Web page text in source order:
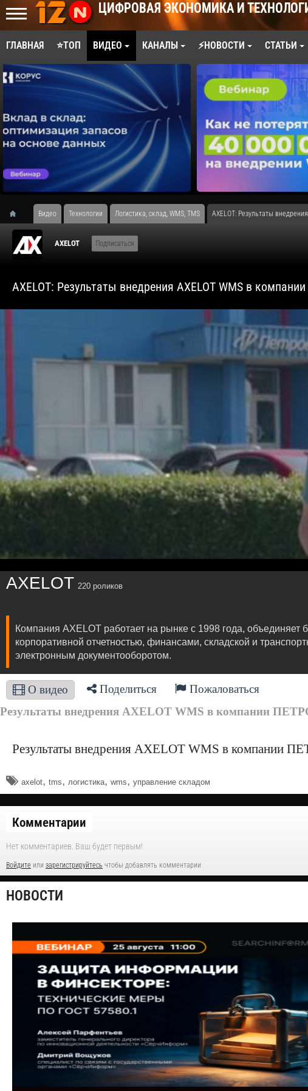
ЦИФРОВАЯ ЭКОНОМИКА И
ГЛАВНАЯ ⭐ТОП ВИДЕО КАНАЛЫ ⚡НОВОСТИ СТАТЬИ
Видео Технологии Логистика, склад, WMS, TMS AXELOT: Результаты
AXELOT Подписаться
AXELOT: Результаты внедрения AXELOT WMS в
AXELOT 220 роликов
Компания AXELOT работает на рынке с 1998 года,
корпоративной отчетностью, финансами, складской и
электронным документооборотом.
О видео Поделиться
Пожаловаться
Результаты внедрения AXELOT WMS в компании
Результаты внедрения AXELOT WMS в
axelot, tms, логистика, wms, управление складом
Комментарии
Нет комментариев. Ваш будет первым!
Войдите или зарегистрируйтесь чтобы добавлять комментарии
НОВОСТИ